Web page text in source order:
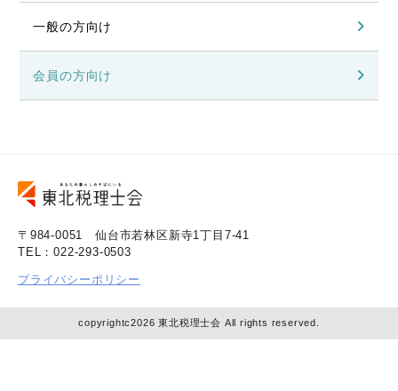
一般の方向け
会員の方向け
〒984-0051 仙台市若林区新寺1丁目7-41
TEL：022-293-0503
プライバシーポリシー
copyrightc2026 東北税理士会 All rights reserved.